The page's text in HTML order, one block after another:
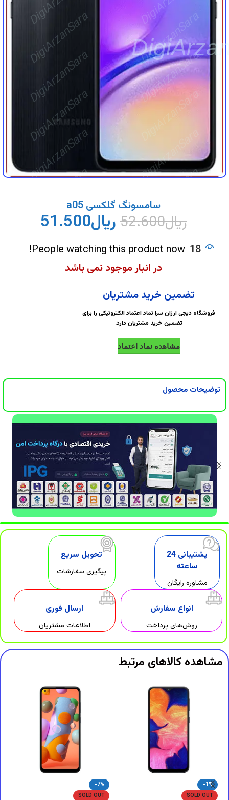
DigiArzanSara
DigiArzanSara
DigiArzanSara
DigiArzanSara
DigiArzanSara
DigiArzanSara
DigiArzanSara
DigiArzanSara
DigiArzanSara
DigiArzanSara
DigiArzanSara
DigiArzanSara
DigiArzanSara
DigiArzanSara
DigiArzanSara
DigiArzanSara
DigiArzanSara
DigiArzanSara
DigiArzanSara
DigiArzanSara
DigiArzanSara
DigiArzanSara
سامسونگ گلکسی a05
ریال52.600ریال51.500
18
People watching this product now!
در انبار موجود نمی باشد
تضمین خرید مشتریان
فروشگاه دیجی ارزان سرا نماد اعتماد الکترونیکی را برای
تضمین خرید مشتریان دارد.
مشاهده نماد اعتماد
توضیحات محصول
پشتیبانی 24
ساعته
مشاوره رایگان
تحویل سریع
پیگیری سفارشات
انواع سفارش
روش‌های پرداخت
ارسال فوری
اطلاعات مشتریان
مشاهده کالاهای مرتبط
-1%
SOLD OUT
-7%
SOLD OUT